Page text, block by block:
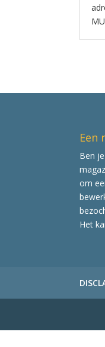
Een
Ben
om
Het